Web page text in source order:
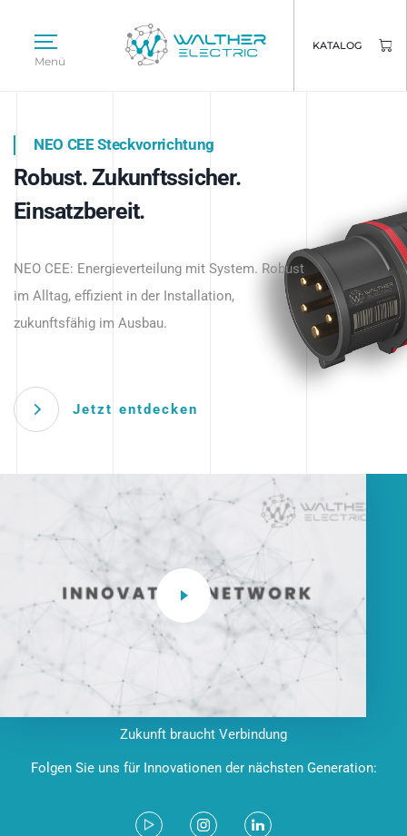
Menü
KATALOG
Intelligente Stromverteilung
beginnt hier.
NEO CEE Steckvorrichtung
Robust. Zukunftssicher.
Einsatzbereit.
NEO CEE: Energieverteilung mit System. Robust
im Alltag, effizient in der Installation,
zukunftsfähig im Ausbau.
Jetzt entdecken
Intelligenz trifft Energie.
Anwendungen – robust, IP-geschützt und
zukunftsfähig.
Zukunft braucht Verbindung
Folgen Sie uns für Innovationen der nächsten Generation: